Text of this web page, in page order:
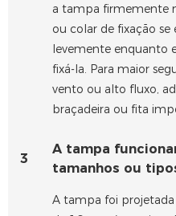
a tampa firmemente
ou colar de fixação se
levemente enquanto
fixá-la. Para maior
vento ou alto fluxo,
braçadeira ou fita
3
A tampa
tamanhos ou
A tampa foi